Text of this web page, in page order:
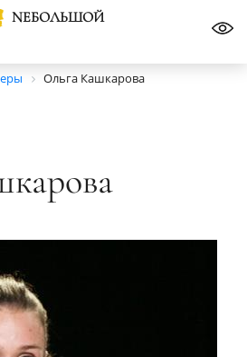
NЕБОЛЬШОЙ
Ольга Кашкарова